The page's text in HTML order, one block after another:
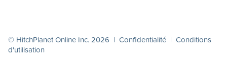
© HitchPlanet Online Inc. 2026 | Confidentialité | Conditions
d'utilisation